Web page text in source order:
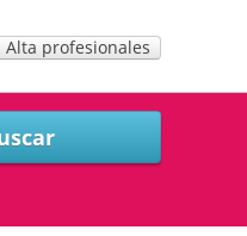
Alta profesionales